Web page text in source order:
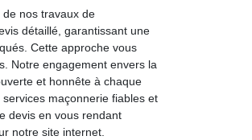
nos travaux de
détaillé, garantissant une
Cette approche vous
Notre engagement envers la
et honnête à chaque
maçonnerie fiables et
devis en vous rendant
notre site internet.